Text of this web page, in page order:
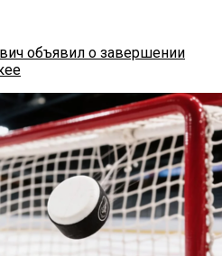
объявил о завершении